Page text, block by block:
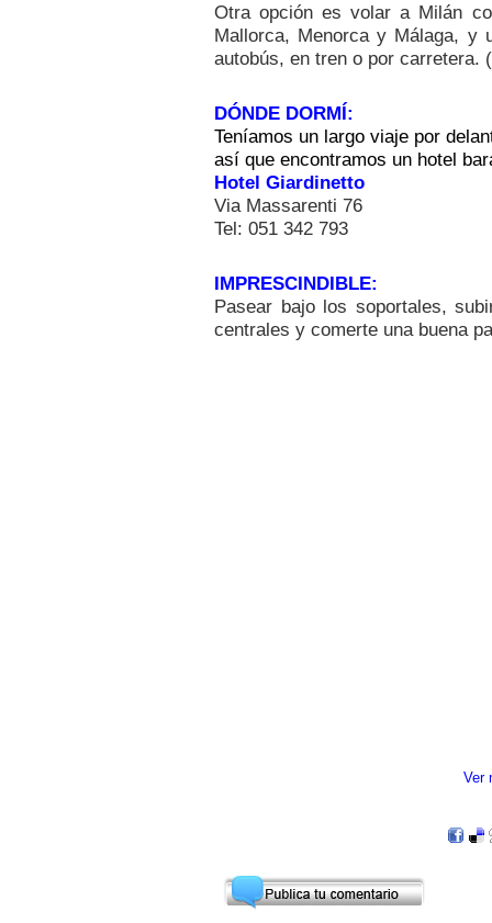
Otra opción es volar a Milán
Mallorca, Menorca y Málaga,
autobús, en tren o por carretera.
DÓNDE DORMÍ:
Teníamos un largo viaje por
así que encontramos un hotel
Hotel Giardinetto
Via Massarenti 76
Tel: 051 342 793
IMPRESCINDIBLE:
Pasear bajo los soportales,
centrales y comerte una buena
Ver